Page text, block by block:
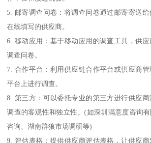
5. 邮寄调查问卷：将调查问卷通过邮寄寄送
在线填写的供应商。
6. 移动应用：基于移动应用的调查工具，供
调查问卷。
7. 合作平台：利用供应链合作平台或供应商
平台上进行调查。
8. 第三方：可以委托专业的第三方进行供应
调查的客观性和独立性。(如深圳满意度咨询
咨询、湖南群狼市场调研等)
9. 评估表格：提供供应商评估表格，让供应